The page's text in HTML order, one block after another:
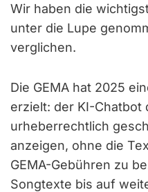
Wir haben die
unter die Lupe
verglichen.
Die GEMA hat 2025
erzielt: der KI-Chatbot
urheberrechtlich
anzeigen, ohne die
GEMA-Gebühren zu
Songtexte bis auf